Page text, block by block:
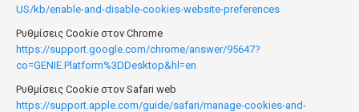
US/kb/enable-and-disable-cookies-website-preferences
Ρυθμίσεις Cookie στον Chrome
https://support.google.com/chrome/answer/95647?
co=GENIE.Platform%3DDesktop&hl=en
Ρυθμίσεις Cookie στον Safari web
https://support.apple.com/guide/safari/manage-cookies-and-